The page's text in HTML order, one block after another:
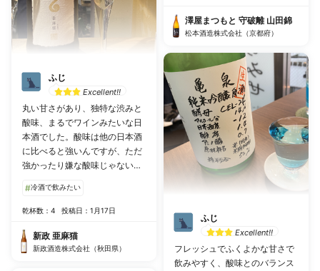
ふじ
Excellent!!
丸い甘さがあり、独特な渋みと
酸味、まるでワインみたいな日
本酒でした。酸味は他の日本酒
に比べると強いんですが、ただ
強かったり嫌な酸味じゃないと
酸も感じられ、香りの広がりも
心地よかったです。
#冷酒で飲みたい
乾杯数：4 投稿日：1月17日
新政 亜麻猫
新政酒造株式会社（秋田県）
澤屋まつもと 守破離 山田錦
松本酒造株式会社（京都府）
ふじ
Excellent!!
フレッシュでふくよかな甘さで
飲みやすく、酸味とのバランス